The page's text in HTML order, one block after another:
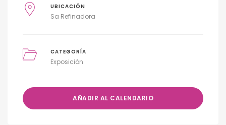
UBICACIÓN
Sa Refinadora
CATEGORÍA
Exposición
AÑADIR AL CALENDARIO